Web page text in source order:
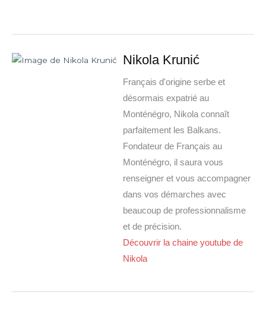
Nikola Krunić
Français d'origine serbe et
désormais expatrié au
Monténégro, Nikola connaît
parfaitement les Balkans.
Fondateur de Français au
Monténégro, il saura vous
renseigner et vous accompagner
dans vos démarches avec
beaucoup de professionnalisme
et de précision.
Découvrir la chaine youtube de
Nikola